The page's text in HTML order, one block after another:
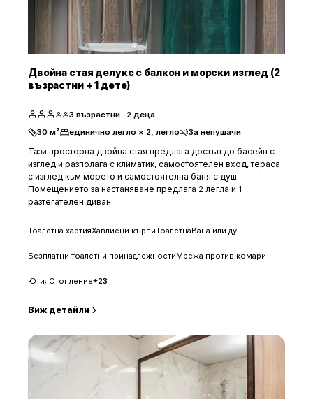
Двойна стая делукс с балкон и морски изглед (2
възрастни + 1 дете)
3 възрастни · 2 деца
30 м² единично легло × 2, легло За непушачи
Тази просторна двойна стая предлага достъп до басейн с
изглед и разполага с климатик, самостоятелен вход, тераса
с изглед към морето и самостоятелна баня с душ.
Помещението за настаняване предлага 2 легла и 1
разтегателен диван.
Тоалетна хартияХавлиени кърпиТоалетнаВана или душ
Безплатни тоалетни принадлежностиМрежа против комари
ЮтияОтопление+23
Виж детайли